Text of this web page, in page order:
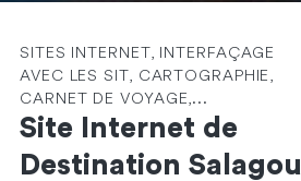
SITES INTERNET, INTERFAÇAGE
AVEC LES SIT, CARTOGRAPHIE,
CARNET DE VOYAGE,...
Site Internet de
Destination Salagou